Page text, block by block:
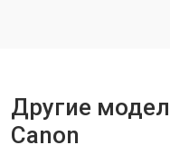
Другие
Canon